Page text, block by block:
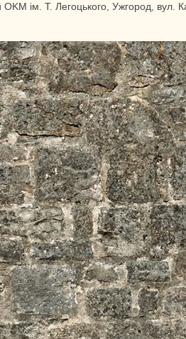
OKM ім. Т. Легоцького, Ужгород,